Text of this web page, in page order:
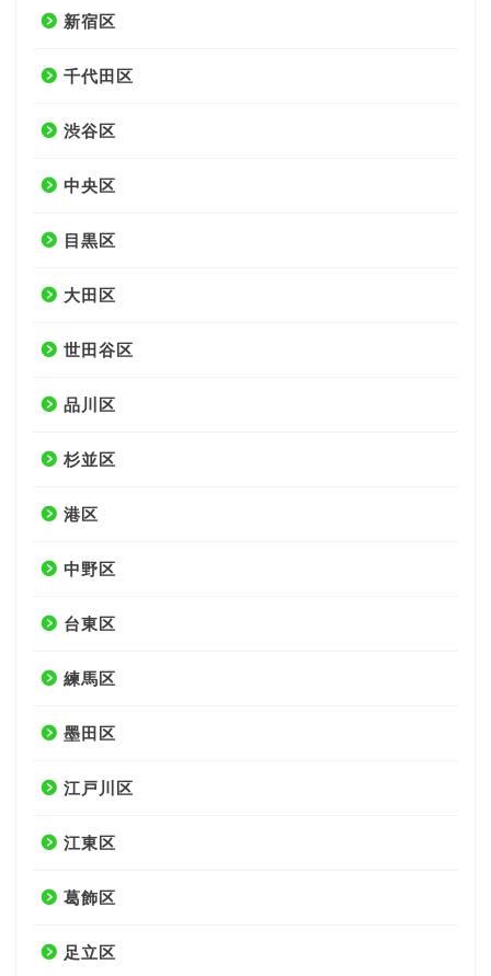
新宿区
千代田区
渋谷区
中央区
目黒区
大田区
世田谷区
品川区
杉並区
港区
中野区
台東区
練馬区
墨田区
江戸川区
江東区
葛飾区
足立区